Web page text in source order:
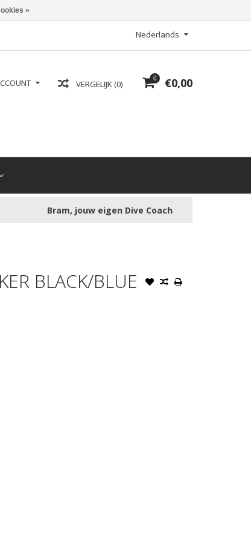
Nederlands
0 €0,00
VERGELIJK (0)
Bram, jouw eigen Dive Coach
BLACK/BLUE
»